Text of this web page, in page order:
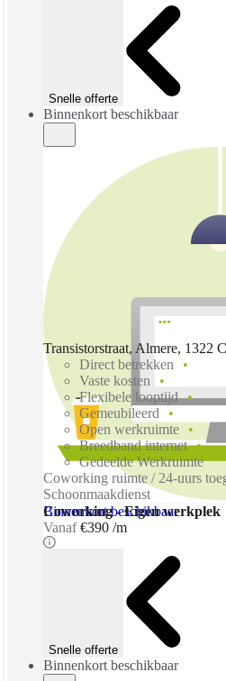
Snelle offerte
Binnenkort beschikbaar
Binnenkort beschikbaar
Transistorstraat, Almere, 1322
Direct betrekken
Vaste kosten
Flexibele looptijd
Gemeubileerd
Open werkruimte
Breedband internet
Gedeelde Werkruimte
Coworking ruimte / 24-uurs
Schoonmaakdienst
Coworking - Eigen werkplek
Vanaf €390 /m
Snelle offerte
Binnenkort beschikbaar